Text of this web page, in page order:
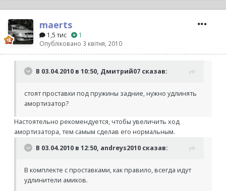
maerts
1,5 тис
1
Опубліковано 3 квітня, 2010
В 03.04.2010 в 10:50, Дмитрий07 сказав:
стоят проставки под пружины задние, нужно удлинять
амортизатор?
Настоятельно рекомендуется, чтобы увеличить ход
амортизатора, тем самым сделав его нормальным.
В 03.04.2010 в 12:50, andreys2010 сказав:
В комплекте с проставками, как правило, всегда идут
удлинители амиков.